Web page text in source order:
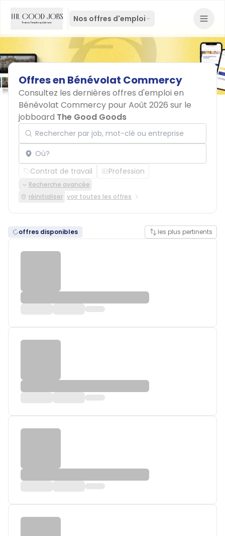
Nos offres d'emploi
Offresen Bénévolat Commercy
Consultez les dernières offres d'emploi en
Bénévolat Commercy pour Août 2026 sur le
jobboard The Good Goods
Rechercher par job, mot-clé ou entreprise
Localisation
Contrat de travail Profession
Recherche avancée
réinitialiser voir toutes les offres
offres disponibles les plus pertinents